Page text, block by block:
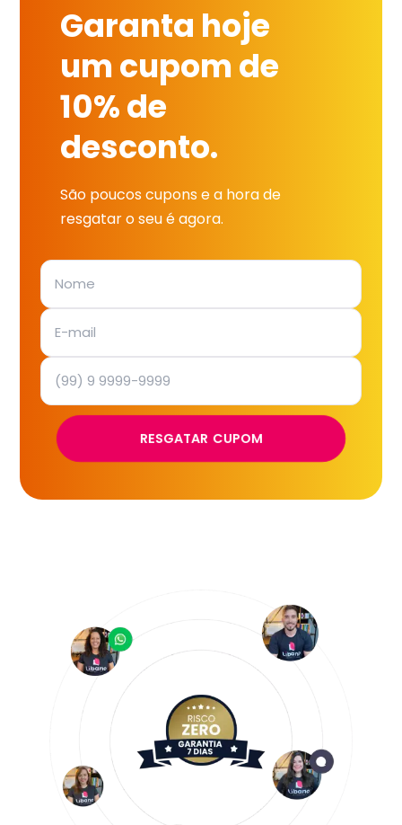
Garanta hoje
um cupom de
10% de
desconto.
São poucos cupons e a hora de
resgatar o seu é agora.
RESGATAR CUPOM